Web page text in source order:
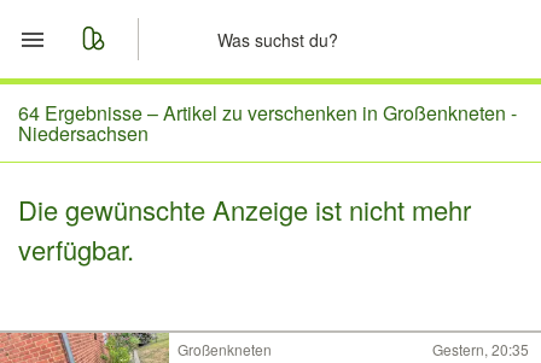
Start
Merkliste
Nachrichten
64 Ergebnisse –Artikel zu verschenken in Großenkneten -
Niedersachsen
Die gewünschte Anzeige ist nicht mehr
verfügbar.
Großenkneten Gestern, 20:35